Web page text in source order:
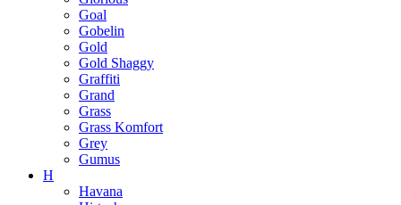
Goal
Gobelin
Gold
Gold Shaggy
Graffiti
Grand
Grass
Grass Komfort
Grey
Gumus
H
Havana